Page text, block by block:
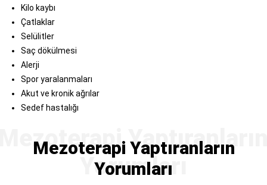
Kilo kaybı
Çatlaklar
Selülitler
Saç dökülmesi
Alerji
Spor yaralanmaları
Akut ve kronik ağrılar
Sedef hastalığı
Mezoterapi Yaptıranların
Yorumları